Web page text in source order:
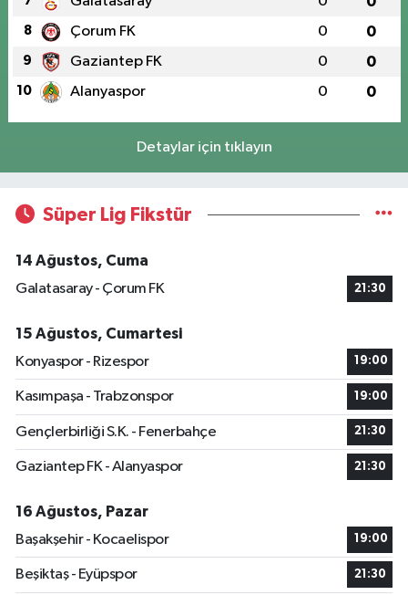
8 Çorum FK 0 0
9 Gaziantep FK 0 0
10 Alanyaspor 0 0
Detaylar için tıklayın
Süper Lig Fikstür
14 Ağustos, Cuma
Galatasaray - Çorum FK
21:30
15 Ağustos, Cumartesi
Konyaspor - Rizespor
19:00
Kasımpaşa - Trabzonspor 19:00
Gençlerbirliği S.K. - Fenerbahçe 21:30
Gaziantep FK - Alanyaspor 21:30
16 Ağustos, Pazar
Başakşehir - Kocaelispor
19:00
Beşiktaş - Eyüpspor 21:30